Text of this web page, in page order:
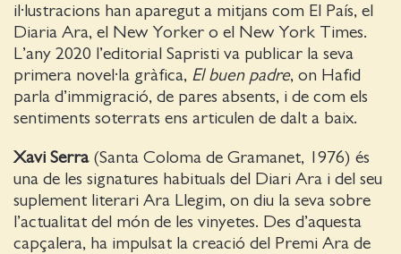
il·lustracions han aparegut a mitjans com El País, el
Diaria Ara, el New Yorker o el New York Times.
L’any 2020 l’editorial Sapristi va publicar la seva
primera novel·la gràfica, El buen padre, on Hafid
parla d’immigració, de pares absents, i de com els
sentiments soterrats ens articulen de dalt a baix.
Xavi Serra(Santa Coloma de Gramanet, 1976) és
una de les signatures habituals del Diari Ara i del seu
suplement literari Ara Llegim, on diu la seva sobre
l’actualitat del món de les vinyetes. Des d’aquesta
capçalera, ha impulsat la creació del Premi Ara de